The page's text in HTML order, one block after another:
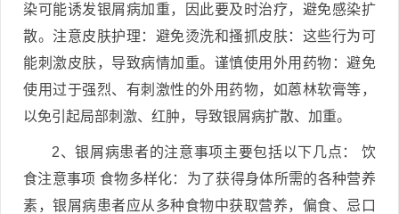
染可能诱发银屑病加重，因此要及时治疗，避免感染扩
散。注意皮肤护理：避免烫洗和搔抓皮肤：这些行为可
能刺激皮肤，导致病情加重。谨慎使用外用药物：避免
使用过于强烈、有刺激性的外用药物，如蒽林软膏等，
以免引起局部刺激、红肿，导致银屑病扩散、加重。
2、银屑病患者的注意事项主要包括以下几点： 饮
食注意事项 食物多样化：为了获得身体所需的各种营养
素，银屑病患者应从多种食物中获取营养，偏食、忌口